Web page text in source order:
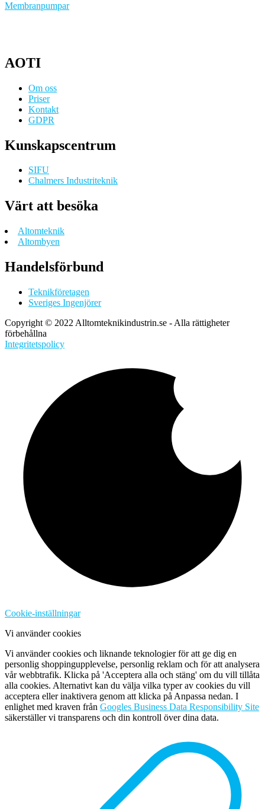
Membranpumpar
AOTI
Om oss
Priser
Kontakt
GDPR
Kunskapscentrum
SIFU
Chalmers Industriteknik
Värt att besöka
Altomteknik
Altombyen
Handelsförbund
Teknikföretagen
Sveriges Ingenjörer
Copyright © 2022 Alltomteknikindustrin.se - Alla rättigheter
förbehållna
Integritetspolicy
Cookie-inställningar
Vi använder cookies
Vi använder cookies och liknande teknologier för att ge dig en
personlig shoppingupplevelse, personlig reklam och för att analysera
vår webbtrafik. Klicka på 'Acceptera alla och stäng' om du vill tillåta
alla cookies. Alternativt kan du välja vilka typer av cookies du vill
acceptera eller inaktivera genom att klicka på Anpassa nedan. I
enlighet med kraven från Googles Business Data Responsibility Site
säkerställer vi transparens och din kontroll över dina data.